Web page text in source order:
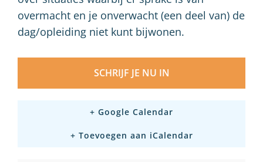
overmacht en je onverwacht (een deel van) de
dag/opleiding niet kunt bijwonen.
SCHRIJF JE NU IN
+ Google Calendar
+ Toevoegen aan iCalendar